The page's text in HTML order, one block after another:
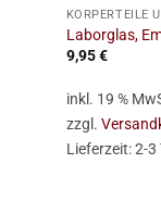
KÖRPERTEILE
Laborglas,
9,95€
inkl. 19 %
zzgl.
Lieferzeit:2-3